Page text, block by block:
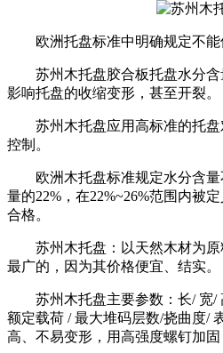
欧洲托盘标准中明确规定不能
苏州木托盘胶合板托盘水分含
影响托盘的收缩变形，甚至开裂。
苏州木托盘应用高标准的托盘
控制。
欧洲木托盘标准规定水分含量
量的22%，在22%~26%范围内被
合格。
苏州木托盘：以天然木材为原
最广的，因为其价格便宜、结实。
苏州木托盘主要参数：长/ 宽/
额定载荷 / 最大堆码层数/挠曲度/
高、不易变形，用高强度螺钉加